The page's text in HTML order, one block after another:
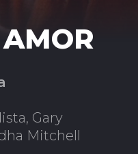
Gary
Mitchell